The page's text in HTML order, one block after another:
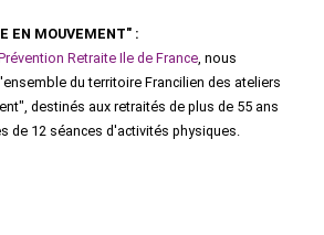
EN MOUVEMENT" :
Retraite Ile de France , nous
du territoire Francilien des ateliers
destinés aux retraités de plus de 55 ans
de 12 séances d'activités physiques.